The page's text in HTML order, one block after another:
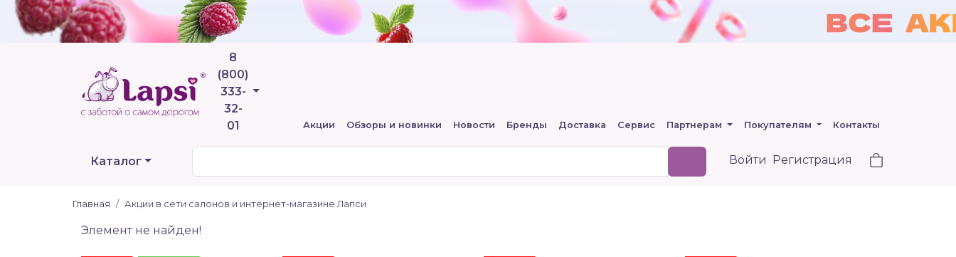
8
(800)
333-
32-
01
Телефоны
Акции Обзоры и новинки Новости Бренды Доставка Сервис Партнерам Покупателям Контакты
Каталог Войти Регистрация
Главная Акции в сети салонов и интернет-магазине Лапси
Элемент не найден!